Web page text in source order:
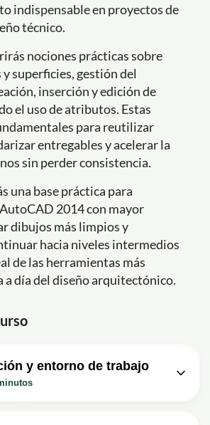
indispensable en proyectos de
técnico.
nociones prácticas sobre
superficies, gestión del
inserción y edición de
el uso de atributos. Estas
para reutilizar
entregables y acelerar la
sin perder consistencia.
una base práctica para
2014 con mayor
dibujos más limpios y
hacia niveles intermedios
de las herramientas más
a día del diseño arquitectónico.
y entorno de trabajo